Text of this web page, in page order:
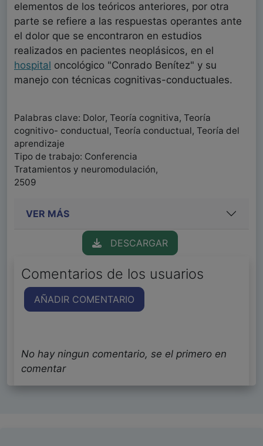
elementos de los teóricos anteriores, por otra
parte se refiere a las respuestas operantes ante
el dolor que se encontraron en estudios
realizados en pacientes neoplásicos, en el
hospital oncológico "Conrado Benítez" y su
manejo con técnicas cognitivas-conductuales.
Palabras clave: Dolor, Teoría cognitiva, Teoría
cognitivo- conductual, Teoría conductual, Teoría del
aprendizaje
Tipo de trabajo: Conferencia
Tratamientos y neuromodulación,
2509
VER MÁS
DESCARGAR
Comentarios de los usuarios
AÑADIR COMENTARIO
No hay ningun comentario, se el primero en
comentar